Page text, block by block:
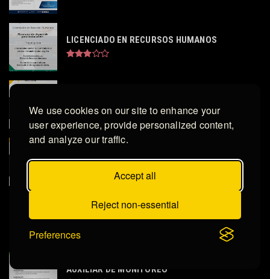
We use cookies on our site to enhance your
user experience, provide personalized content,
and analyze our traffic.
Accept all
Reject non-essential
Preferences
LICENCIADO EN RECURSOS HUMANOS
ASISTENTE DE JEFE DE TIENDA ROTATIVO
AUXILIAR DE MONITOREO